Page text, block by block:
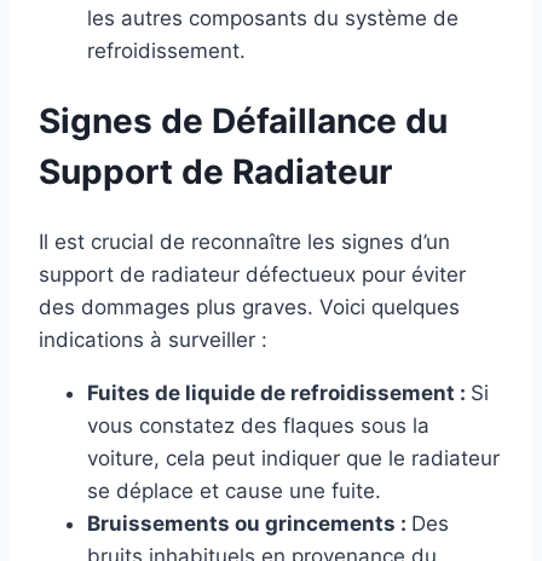
les autres composants du système de
refroidissement.
Signes de Défaillance du
Support de Radiateur
Il est crucial de reconnaître les signes d’un
support de radiateur défectueux pour éviter
des dommages plus graves. Voici quelques
indications à surveiller :
Fuites de liquide de refroidissement : Si
vous constatez des flaques sous la
voiture, cela peut indiquer que le radiateur
se déplace et cause une fuite.
Bruissements ou grincements : Des
bruits inhabituels en provenance du